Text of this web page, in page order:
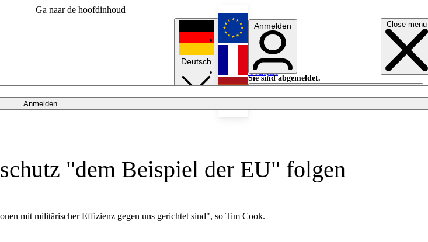
Ga naar de hoofdinhoud
Close menu
Anmelden
Deutsch
English
Français
Anmelden
Sie sind abgemeldet.
Anmelden
Licht aus
"dem Beispiel der EU" folgen
mit militärischer Effizienz gegen uns gerichtet sind", so Tim Cook.